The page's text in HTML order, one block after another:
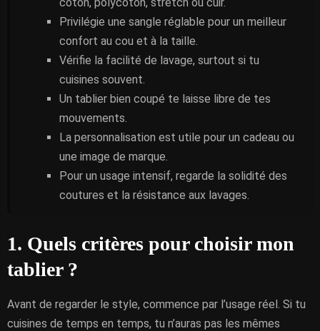
Privilégie une sangle réglable pour un meilleur
confort au cou et à la taille.
Vérifie la facilité de lavage, surtout si tu
cuisines souvent.
Un tablier bien coupé te laisse libre de tes
mouvements.
La personnalisation est utile pour un cadeau ou
une image de marque.
Pour un usage intensif, regarde la solidité des
coutures et la résistance aux lavages.
1. Quels critères pour choisir mon
tablier ?
Avant de regarder le style, commence par l’usage réel. Si tu
cuisines de temps en temps, tu n’auras pas les mêmes